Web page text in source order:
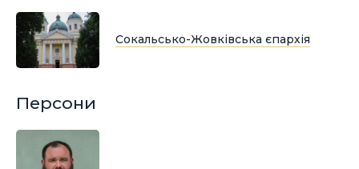
Сокальсько-Жовківська єпархія
Персони